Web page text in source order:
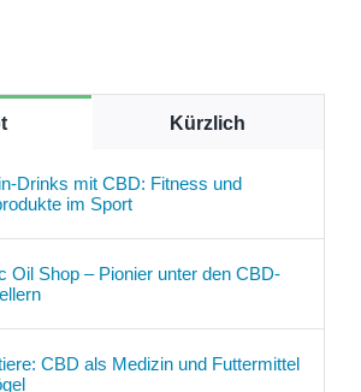
Kürzlich
Drinks mit CBD: Fitness und
im Sport
Oil Shop – Pionier unter den CBD-
CBD als Medizin und Futtermittel